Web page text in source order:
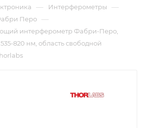
— Интерферометры —
Перо —
интерферометр Фабри-Перо,
820 нм, область свободной